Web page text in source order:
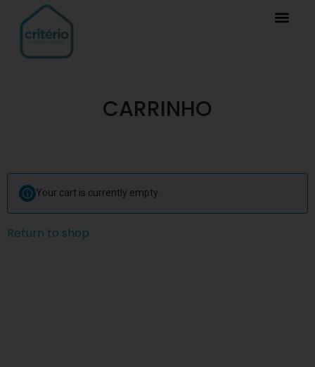
CARRINHO
Your cart is currently empty.
Return to shop